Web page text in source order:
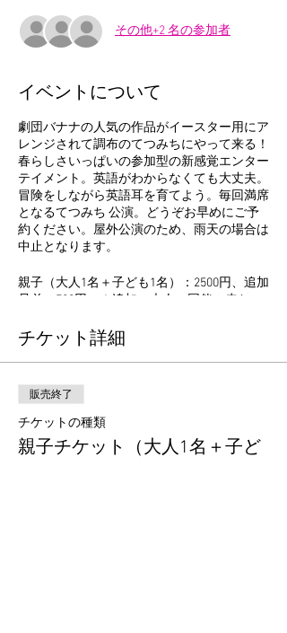
その他+2 名の参加者
イベントについて
劇団バナナの人気の作品がイースター用にア
レンジされて調布のてつみちにやって来る！
春らしさいっぱいの参加型の新感覚エンター
テイメント。英語がわからなくても大丈夫。
冒険をしながら英語耳を育てよう。毎回満席
となるてつみち 公演。どうぞお早めにご予
約ください。屋外公演のため、雨天の場合は
中止となります。
親子（大人1名＋子ども1名）：2500円、追加
兄弟：700円 ＊追加の大人、同伴の赤ちゃ
チケット詳細
販売終了
チケットの種類
親子チケット（大人1名＋子ど